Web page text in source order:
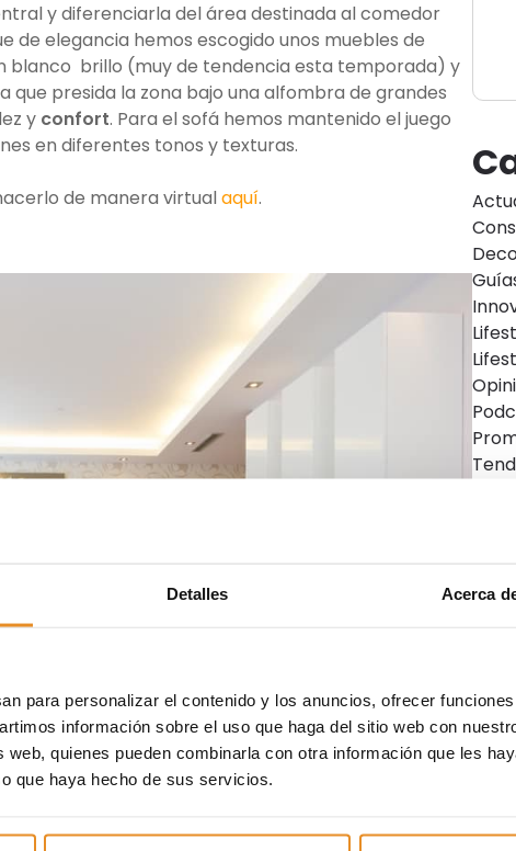
Detalles Acerca
para personalizar el contenido y los anuncios, ofrecer
información sobre el uso que haga del sitio web con
quienes pueden combinarla con otra información que les
que haya hecho de sus servicios.
y diferenciarla del área destinada al comedor
de elegancia hemos escogido unos muebles de
blanco brillo (muy de tendencia esta temporada) y
presida la zona bajo una alfombra de grandes
y confort. Para el sofá hemos mantenido el juego
en diferentes tonos y texturas.
de manera virtualaquí.